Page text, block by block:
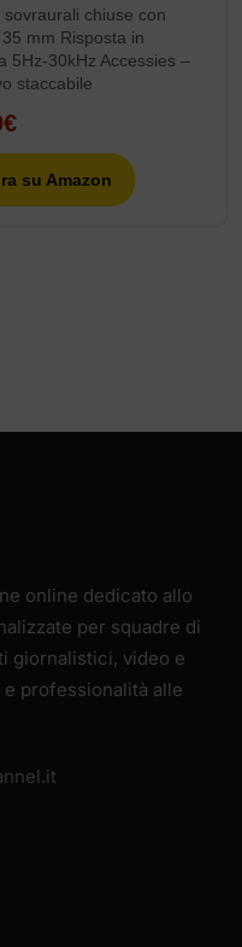
sovraurali chiuse con
mm Risposta in
5Hz-30kHz Accessies –
staccabile
su Amazon
online dedicato allo
per squadre di
giornalistici, video e
professionalità alle